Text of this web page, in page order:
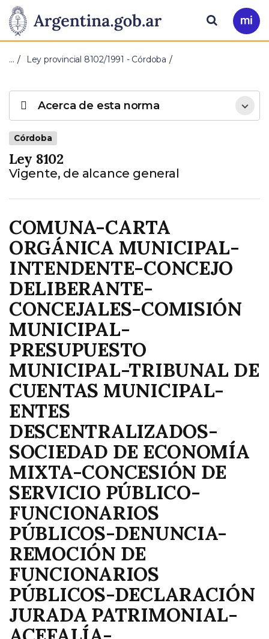
Presidencia
de
Nación
Pasar al contenido principal
Ir
a
Buscar
… Ley provincial 8102/1991 - Córdoba
Córdoba
Ley 8102
Vigente, de alcance general
COMUNA-CARTA
ORGÁNICA MUNICIPAL-
INTENDENTE-CONCEJO
DELIBERANTE-
CONCEJALES-COMISIÓN
MUNICIPAL-
PRESUPUESTO
MUNICIPAL-TRIBUNAL DE
CUENTAS MUNICIPAL-
ENTES
DESCENTRALIZADOS-
SOCIEDAD DE ECONOMÍA
MIXTA-CONCESIÓN DE
SERVICIO PÚBLICO-
FUNCIONARIOS
PÚBLICOS-DENUNCIA-
REMOCIÓN DE
FUNCIONARIOS
PÚBLICOS-DECLARACIÓN
JURADA PATRIMONIAL-
Acerca de esta norma